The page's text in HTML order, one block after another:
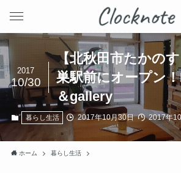
【北秋田市たかの
巣駅前にオープン
＆gallery
2017
10/30
暮らし生活 2017年10月30日 2017年
ホーム 暮らし生活